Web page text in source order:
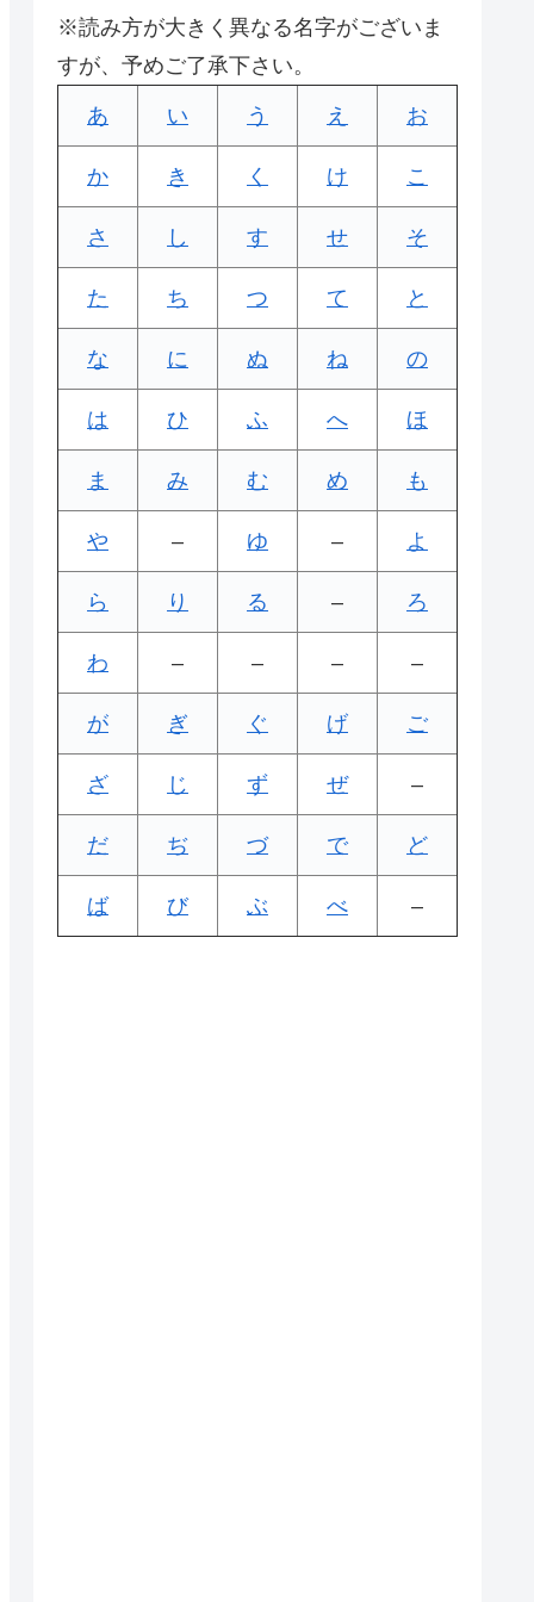
※読み方が大きく異なる名字がございま
すが、予めご了承下さい。
あ い う え お
か き く け こ
さ し す せ そ
た ち つ て と
な に ぬ ね の
は ひ ふ へ ほ
ま み む め も
や – ゆ – よ
ら り る – ろ
わ – – – –
が ぎ ぐ げ ご
ざ じ ず ぜ –
だ ぢ づ で ど
ば び ぶ べ –